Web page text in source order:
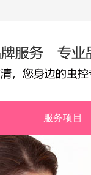
服务项目